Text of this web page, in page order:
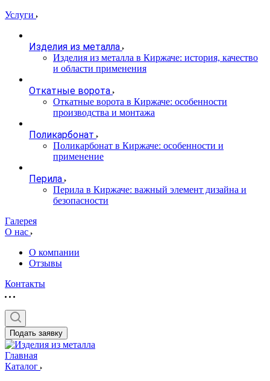
Услуги
Изделия из металла
Изделия из металла в Киржаче: история, качество
и области применения
Откатные ворота
Откатные ворота в Киржаче: особенности
производства и монтажа
Поликарбонат
Поликарбонат в Киржаче: особенности и
применение
Перила
Перила в Киржаче: важный элемент дизайна и
безопасности
Галерея
О нас
О компании
Отзывы
Контакты
Подать заявку
Главная
Каталог